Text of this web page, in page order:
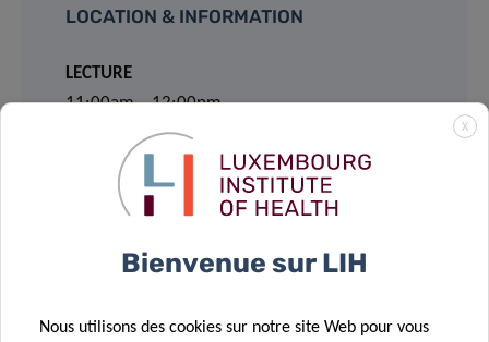
LOCATION & INFORMATION
LECTURE
11:00am – 12:00pm
Maison du Savoir, Uni LU (Room: MSA 3.100)
2, Av. de l’Université, Belval Esch-sur-Alzette
12:00pm – 1:45pm
KKT (BT2, 1st floor)
X
Bienvenue sur LIH
Nous utilisons des cookies sur notre site Web pour vous